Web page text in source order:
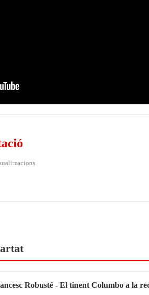
Robusté - El tinent Columbo a la